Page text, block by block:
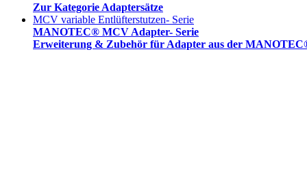
Zur Kategorie Adaptersätze
MCV variable Entlüfterstutzen- Serie
MANOTEC® MCV Adapter- Serie
Erweiterung & Zubehör für Adapter aus der